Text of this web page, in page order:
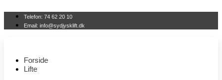
indhold
Telefon: 74 62 20 10
Email: info@sydjysklift.dk
Forside
Lifte